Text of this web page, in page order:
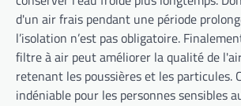
d'un air frais pendant une période
l’isolation n’est pas obligatoire.
filtre à air peut améliorer la qualité de
retenant les poussières et les particules.
indéniable pour les personnes sensibles